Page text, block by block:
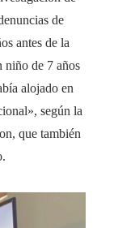
de
antes de la
niño de 7 años
alojado en
según la
que también